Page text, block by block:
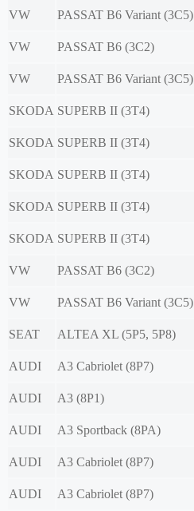
VW
PASSAT B6 Variant (3C5)
VW
PASSAT B6 (3C2)
VW
PASSAT B6 Variant (3C5)
SKODA SUPERB II (3T4)
SKODA SUPERB II (3T4)
SKODA SUPERB II (3T4)
SKODA SUPERB II (3T4)
SKODA SUPERB II (3T4)
VW
PASSAT B6 (3C2)
VW
PASSAT B6 Variant (3C5)
SEAT
ALTEA XL (5P5, 5P8)
AUDI
A3 Cabriolet (8P7)
AUDI
A3 (8P1)
AUDI
A3 Sportback (8PA)
AUDI
A3 Cabriolet (8P7)
AUDI
A3 Cabriolet (8P7)